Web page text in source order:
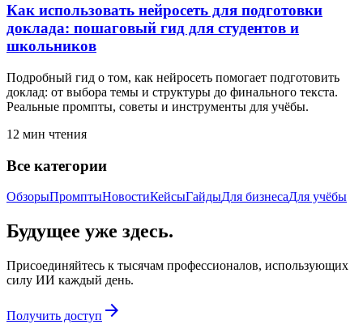
Как использовать нейросеть для подготовки
доклада: пошаговый гид для студентов и
школьников
Подробный гид о том, как нейросеть помогает подготовить
доклад: от выбора темы и структуры до финального текста.
Реальные промпты, советы и инструменты для учёбы.
12 мин чтения
Все категории
ОбзорыПромптыНовостиКейсыГайдыДля бизнесаДля учёбы
Будущее уже здесь.
Присоединяйтесь к тысячам профессионалов, использующих
силу ИИ каждый день.
Получить доступ arrow_forward